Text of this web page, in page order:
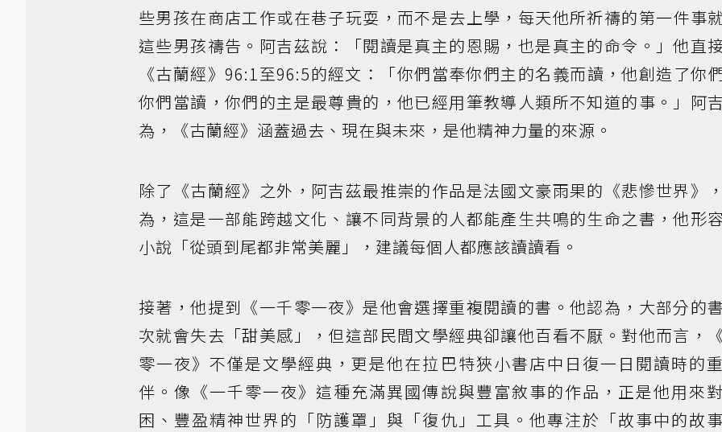
些男孩在商店工作或在巷子玩耍，而不是去上學，每天他所祈禱的第一件事
這些男孩禱告。阿吉茲說：「閱讀是真主的恩賜，也是真主的命令。」他直
《古蘭經》96:1至96:5的經文：「你們當奉你們主的名義而讀，他創造了
你們當讀，你們的主是最尊貴的，他已經用筆教導人類所不知道的事。」阿
為，《古蘭經》涵蓋過去、現在與未來，是他精神力量的來源。
除了《古蘭經》之外，阿吉茲最推崇的作品是法國文豪雨果的《悲慘世界》
為，這是一部能跨越文化、讓不同背景的人都能產生共鳴的生命之書，他形
小說「從頭到尾都非常美麗」，建議每個人都應該讀讀看。
接著，他提到《一千零一夜》是他會選擇重複閱讀的書。他認為，大部分的
次就會失去「甜美感」，但這部民間文學經典卻讓他百看不厭。對他而言，
零一夜》不僅是文學經典，更是他在拉巴特狹小書店中日復一日閱讀時的
伴。像《一千零一夜》這種充滿異國傳說與豐富敘事的作品，正是他用來
困、豐盈精神世界的「防護罩」與「復仇」工具。他專注於「故事中的故